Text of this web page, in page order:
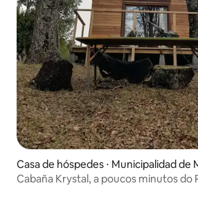
Casa de hóspedes ⋅ Municipalidad de
o
Cabaña Krystal, a poucos minutos do